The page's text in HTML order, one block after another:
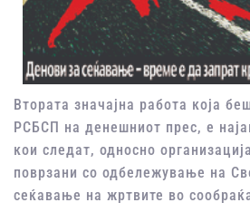
Втората значајна работа која
РСБСП на денешниот прес, е
кои следат, односно
поврзани со одбележување на
сеќавање на жртвите во